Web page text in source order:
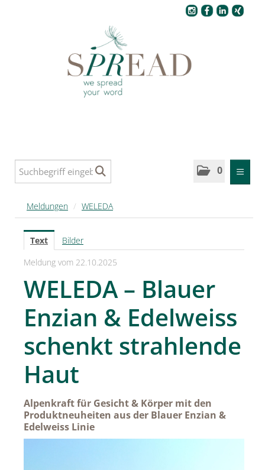
0
MELDUNGEN
SPREAD
SPREAD Medleys für Deutschland
SPREAD Press Days
Achselkuss
Aromapflege Evelyn Deutsch
Brioche und Brösel
Carolina Herrera
Meldungen / WELEDA
Text
Bilder
Meldung vom 22.10.2025
WELEDA – Blauer
Enzian & Edelweiss
schenkt strahlende
Haut
Alpenkraft für Gesicht & Körper mit den
Produktneuheiten aus der Blauer Enzian &
Edelweiss Linie